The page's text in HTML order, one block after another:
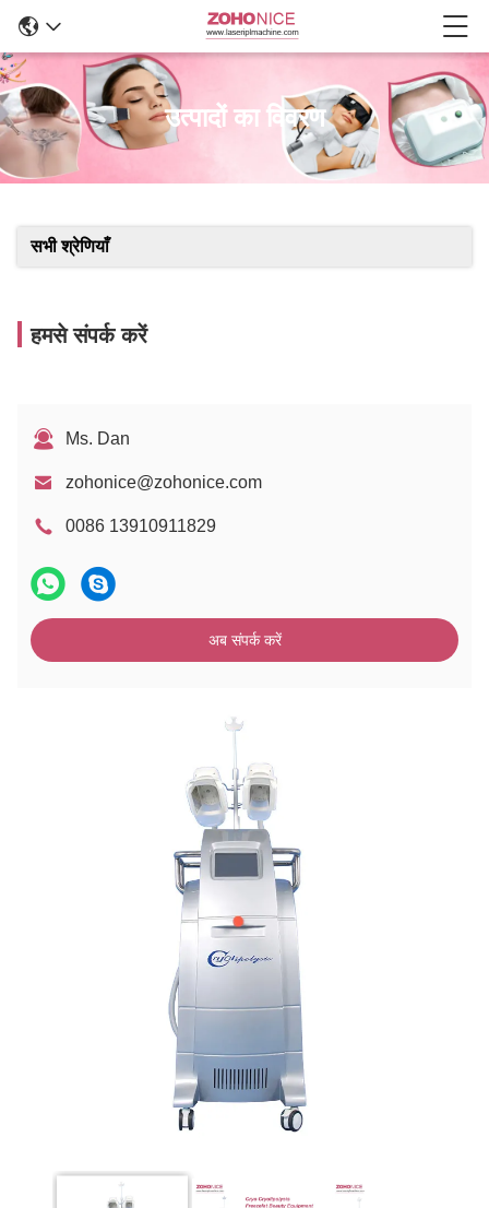
उत्पादों का विवरण
सभी श्रेणियाँ
हमसे संपर्क करें
Ms. Dan
zohonice@zohonice.com
0086 13910911829
अब संपर्क करें